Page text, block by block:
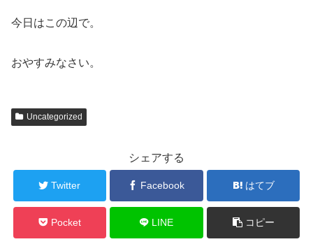
今日はこの辺で。
おやすみなさい。
Uncategorized
シェアする
Twitter Facebook はてブ
Pocket LINE コピー